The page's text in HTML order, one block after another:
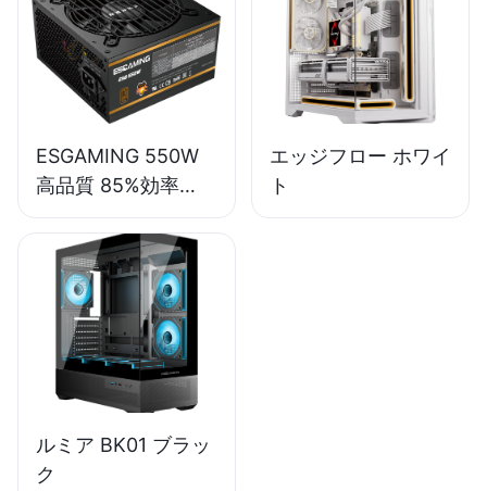
ESB650W
ESGAMING 550W
高品質 85%効率
80+ブロンズ デスク
トップPC電源ユニ
ット ESB550W
エッジフロー ホワイ
ト
ルミア BK01 ブラッ
ク